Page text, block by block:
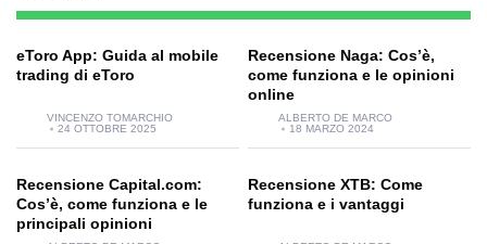
eToro App: Guida al mobile
trading di eToro
VINCENZO TOMARCHIO
24 OTTOBRE 2025
Recensione Naga: Cos’è,
come funziona e le opinioni
online
ALBERTO DE MARCO
18 MARZO 2024
Recensione Capital.com:
Cos’è, come funziona e le
principali opinioni
Recensione XTB: Come
funziona e i vantaggi